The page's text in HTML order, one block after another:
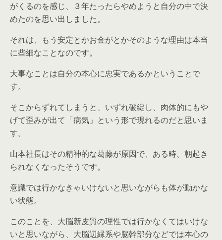
がくるのを感じ、３年たったらやめようと自分の中で決
めたのを思い出しました。
それは、もう安定とかお金がとかそのような理由は本当
に些細なことなのです。
大事なことは自分の本心に忠実であるかということで
す。
そこからずれてしまうと、いずれ破綻し、肉体的にもや
げて歪みが出て「病気」という形で現れるのだと思いま
す。
山本社長はその精神的な葛藤が原因で、ある時、朝起き
られなくなったそうです。
意識では行かなきゃいけないと思いながらも体が動かな
い状態。
このことを、大脳新皮質の理性では行かなくてはいけな
いと思いながら、大脳辺縁系や脳幹部分などでは本心の